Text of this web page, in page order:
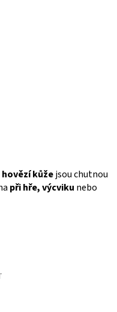
hovězí kůžejsou chutnou
při hře, výcviku nebo